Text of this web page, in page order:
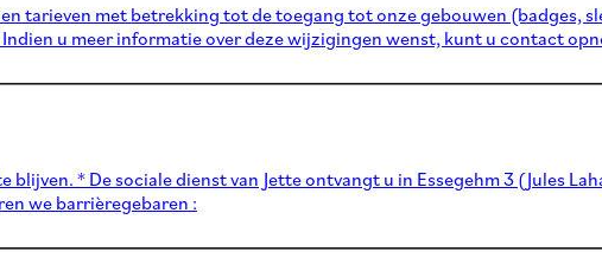
tarieven met betrekking tot de toegang tot onze gebouwen (badges,
u meer informatie over deze wijzigingen wenst, kunt u contact
blijven. * De sociale dienst van Jette ontvangt u in Essegehm 3 (Jules
we barrièregebaren :